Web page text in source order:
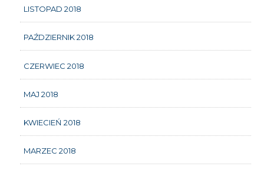
LISTOPAD 2018
PAŹDZIERNIK 2018
CZERWIEC 2018
MAJ 2018
KWIECIEŃ 2018
MARZEC 2018